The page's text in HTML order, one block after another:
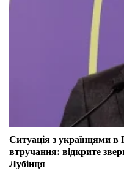
Ситуація з українцями в
втручання: відкрите
Лубінця